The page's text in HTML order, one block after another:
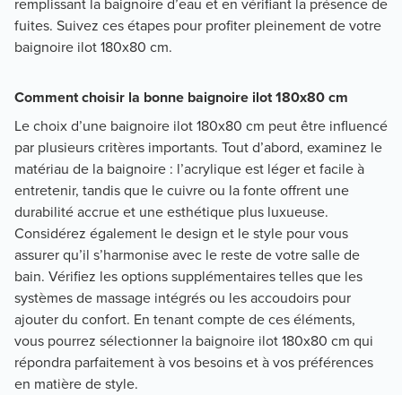
fuites. Suivez ces étapes pour profiter pleinement de votre
baignoire ilot 180x80 cm.
Comment choisir la bonne baignoire ilot 180x80 cm
Le choix d’une baignoire ilot 180x80 cm peut être influencé
par plusieurs critères importants. Tout d’abord, examinez le
matériau de la baignoire : l’acrylique est léger et facile à
entretenir, tandis que le cuivre ou la fonte offrent une
durabilité accrue et une esthétique plus luxueuse.
Considérez également le design et le style pour vous
assurer qu’il s’harmonise avec le reste de votre salle de
bain. Vérifiez les options supplémentaires telles que les
systèmes de massage intégrés ou les accoudoirs pour
ajouter du confort. En tenant compte de ces éléments,
vous pourrez sélectionner la baignoire ilot 180x80 cm qui
répondra parfaitement à vos besoins et à vos préférences
en matière de style.